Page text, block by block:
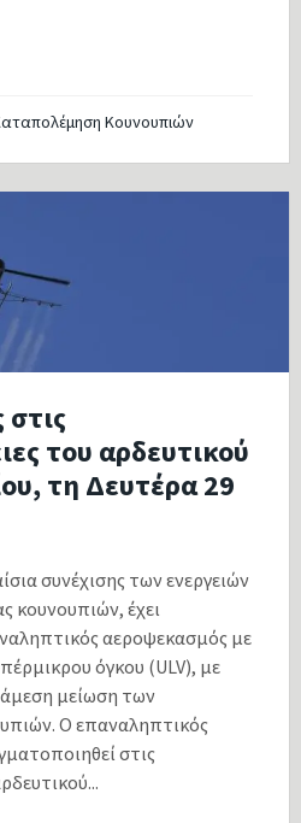
Κουνουπιών
του αρδευτικού
τη Δευτέρα 29
συνέχισης των ενεργειών
κουνουπιών, έχει
αεροψεκασμός με
όγκου (ULV), με
μείωση των
Ο επαναληπτικός
στις